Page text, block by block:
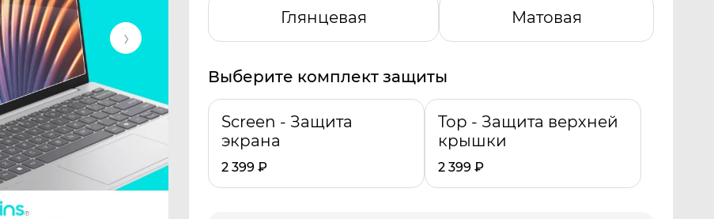
Глянцевая Матовая
Выберите комплект защиты
Screen - Защита
экрана
2 399 ₽
Top - Защита верхней
крышки
2 399 ₽